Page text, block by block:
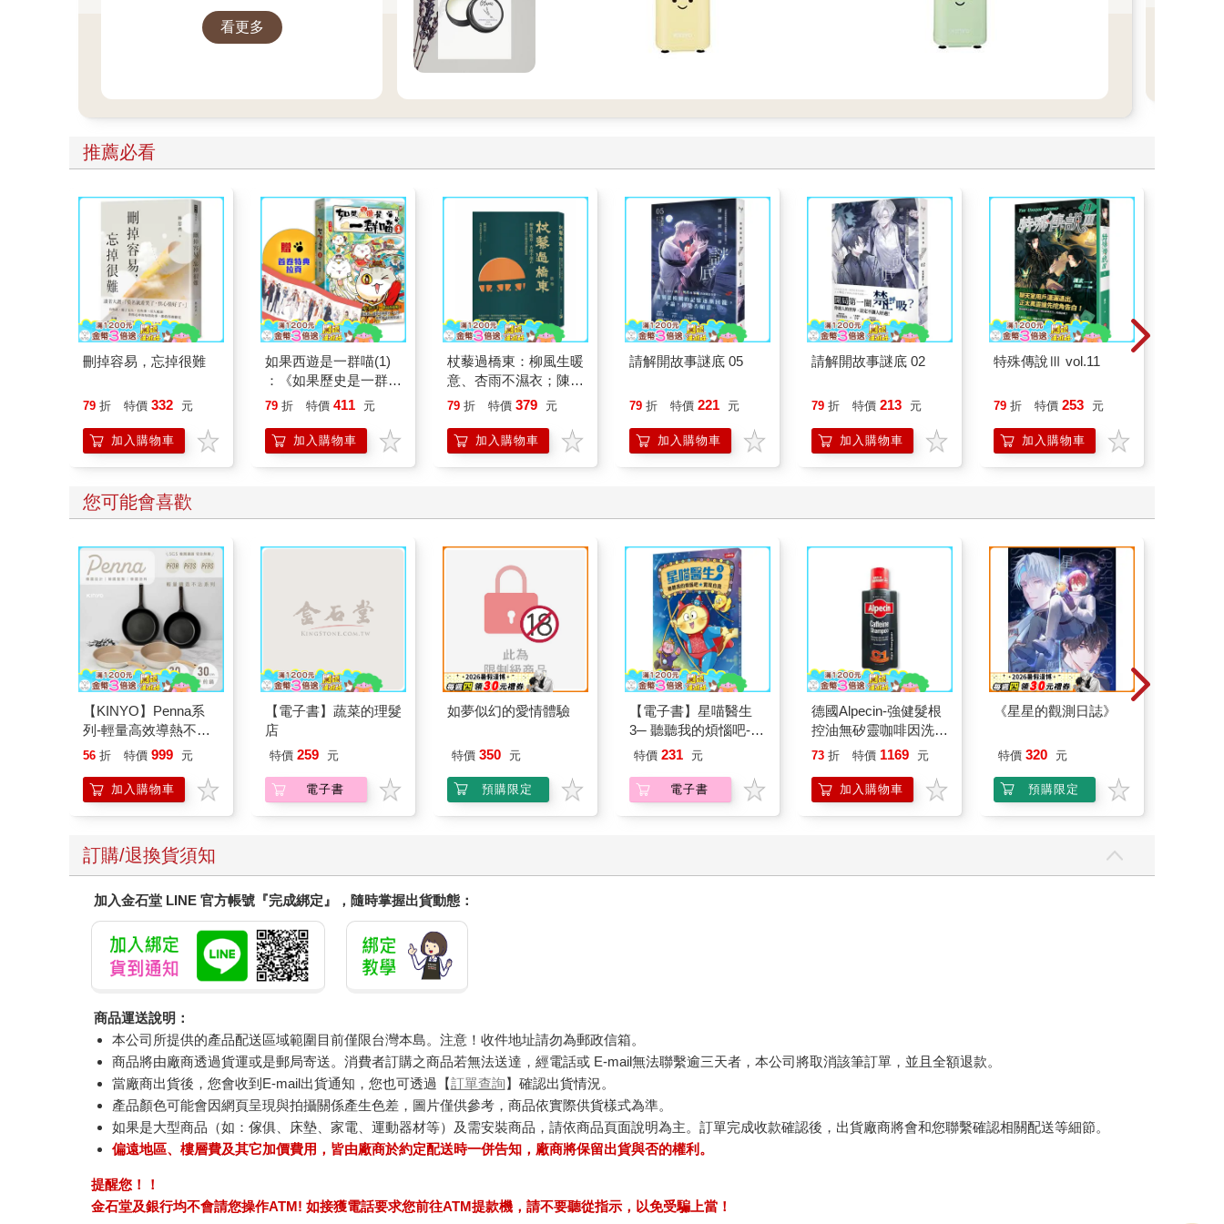
看更多
推薦必看
刪掉容易，忘掉很難
79 折 特價 332 元
加入購物車
如果西遊是一群喵(1)
：《如果歷史是一群
喵》作者最新力作，附
79 折 特價 411 元
加入購物車
杖藜過橋東：柳風生暖
意、杏雨不濕衣；陳亮
恭談以心轉境的適齡漫
79 折 特價 379 元
加入購物車
請解開故事謎底 05
79 折 特價 221 元
加入購物車
請解開故事謎底 02
79 折 特價 213 元
加入購物車
特殊傳說Ⅲ vol.11
79 折 特價 253 元
加入購物車
您可能會喜歡
【KINYO】Penna系
列-輕量高效導熱不沾
平煎鍋30cm
56 折 特價 999 元
加入購物車
【電子書】蔬菜的理髮
店
特價 259 元
電子書
如夢似幻的愛情體驗
特價 350 元
預購限定
【電子書】星喵醫生
3─ 聽聽我的煩惱吧-實
現自我
特價 231 元
電子書
德國Alpecin-強健髮根
控油無矽靈咖啡因洗髮
凝露375ml/瓶-C1強健
調理頭皮洗髮液/0矽靈
滋潤洗頭髮水/一般髮
73 折 特價 1169 元
加入購物車
《星星的觀測日誌》
特價 320 元
預購限定
訂購/退換貨須知
加入金石堂 LINE 官方帳號『完成綁定』，隨時掌握出貨動態：
商品運送說明：
本公司所提供的產品配送區域範圍目前僅限台灣本島。注意！收件地址請勿為郵政信箱。
商品將由廠商透過貨運或是郵局寄送。消費者訂購之商品若無法送達，經電話或 E-mail無法聯繫逾三天者，本公司將取消該筆訂單，並且全額退款。
當廠商出貨後，您會收到E-mail出貨通知，您也可透過【訂單查詢】確認出貨情況。
產品顏色可能會因網頁呈現與拍攝關係產生色差，圖片僅供參考，商品依實際供貨樣式為準。
如果是大型商品（如：傢俱、床墊、家電、運動器材等）及需安裝商品，請依商品頁面說明為主。訂單完成收款確認後，出貨廠商將會和您聯繫確認相關配送等細節。
偏遠地區、樓層費及其它加價費用，皆由廠商於約定配送時一併告知，廠商將保留出貨與否的權利。
提醒您！！
金石堂及銀行均不會請您操作ATM! 如接獲電話要求您前往ATM提款機，請不要聽從指示，以免受騙上當！